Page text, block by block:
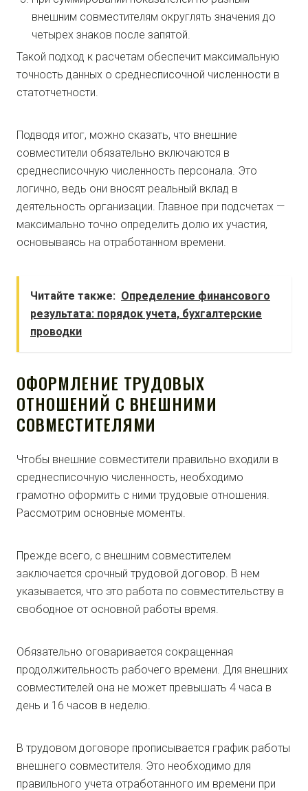
внешним совместителям округлять значения до
четырех знаков после запятой.
Такой подход к расчетам обеспечит максимальную
точность данных о среднесписочной численности в
статотчетности.
Подводя итог, можно сказать, что внешние
совместители обязательно включаются в
среднесписочную численность персонала. Это
логично, ведь они вносят реальный вклад в
деятельность организации. Главное при подсчетах —
максимально точно определить долю их участия,
основываясь на отработанном времени.
Читайте также: Определение финансового
результата: порядок учета, бухгалтерские
проводки
ОФОРМЛЕНИЕ ТРУДОВЫХ
ОТНОШЕНИЙ С ВНЕШНИМИ
СОВМЕСТИТЕЛЯМИ
Чтобы внешние совместители правильно входили в
среднесписочную численность, необходимо
грамотно оформить с ними трудовые отношения.
Рассмотрим основные моменты.
Прежде всего, с внешним совместителем
заключается срочный трудовой договор. В нем
указывается, что это работа по совместительству в
свободное от основной работы время.
Обязательно оговаривается сокращенная
продолжительность рабочего времени. Для внешних
совместителей она не может превышать 4 часа в
день и 16 часов в неделю.
В трудовом договоре прописывается график работы
внешнего совместителя. Это необходимо для
правильного учета отработанного им времени при